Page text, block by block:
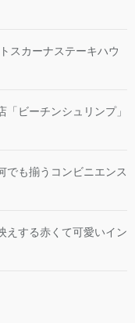
スカーナステーキハウ
ビーチンシュリンプ」
でも揃うコンビニエンス
えする赤くて可愛いイン